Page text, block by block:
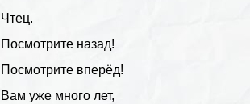
Чтец.
Посмотрите назад!
Посмотрите вперёд!
Вам уже много лет,